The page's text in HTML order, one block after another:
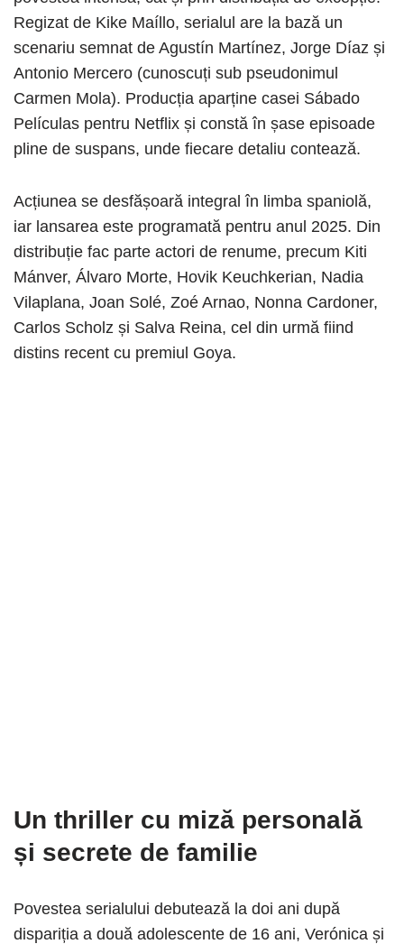
Regizat de Kike Maíllo, serialul are la bază un
scenariu semnat de Agustín Martínez, Jorge Díaz și
Antonio Mercero (cunoscuți sub pseudonimul
Carmen Mola). Producția aparține casei Sábado
Películas pentru Netflix și constă în șase episoade
pline de suspans, unde fiecare detaliu contează.
Acțiunea se desfășoară integral în limba spaniolă,
iar lansarea este programată pentru anul 2025. Din
distribuție fac parte actori de renume, precum Kiti
Mánver, Álvaro Morte, Hovik Keuchkerian, Nadia
Vilaplana, Joan Solé, Zoé Arnao, Nonna Cardoner,
Carlos Scholz și Salva Reina, cel din urmă fiind
distins recent cu premiul Goya.
Un thriller cu miză personală
și secrete de familie
Povestea serialului debutează la doi ani după
dispariția a două adolescente de 16 ani, Verónica și